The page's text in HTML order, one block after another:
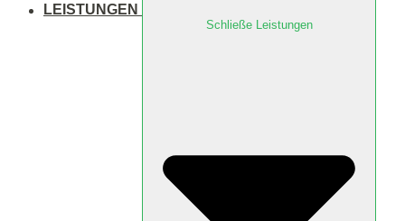
LEISTUNGEN
Schließe Leistungen